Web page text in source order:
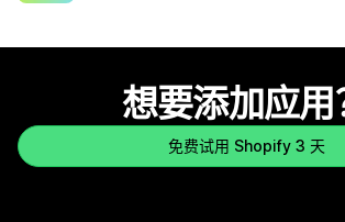
想要添加应用
免费试用 Shopify 3 天